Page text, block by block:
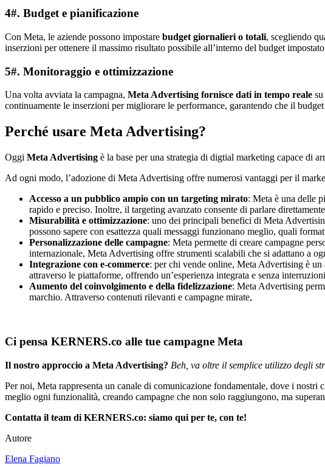
4#. Budget e pianificazione
Con Meta, le aziende possono impostare budget giornalieri o totali, scegliendo
inserzioni per ottenere il massimo risultato possibile all’interno del budget
5#. Monitoraggio e ottimizzazione
Una volta avviata la campagna, Meta Advertising fornisce dati in tempo reale
continuamente le inserzioni per migliorare le performance, garantendo che il
Perché usare Meta Advertising?
Oggi Meta Advertising è la base per una strategia di digtial marketing capace di
Ad ogni modo, l’adozione di Meta Advertising offre numerosi vantaggi per il
Accesso a un pubblico ampio con un targeting mirato: Meta è una delle
rapido e preciso. Inoltre, il targeting avanzato consente di parlare
Misurabilità e ottimizzazione: uno dei principali benefici di Meta
possono sapere con esattezza quali messaggi funzionano meglio, quali
Personalizzazione delle campagne: Meta permette di creare campagne
internazionale, Meta Advertising offre strumenti scalabili che si adattano a
Integrazione con e-commerce: per chi vende online, Meta Advertising è
attraverso le piattaforme, offrendo un’esperienza integrata e senza
Aumento del coinvolgimento e della fidelizzazione: Meta Advertising
marchio. Attraverso contenuti rilevanti e campagne mirate,
Ci pensa KERNERS.co alle tue campagne Meta
Il nostro approccio a Meta Advertising? Beh, va oltre il semplice utilizzo degli
Per noi, Meta rappresenta un canale di comunicazione fondamentale, dove i
meglio ogni funzionalità, creando campagne che non solo raggiungono, ma
Contatta il team di KERNERS.co: siamo qui per te, con te!
Autore
Elena Fagiano